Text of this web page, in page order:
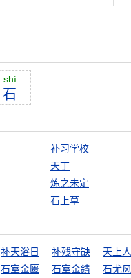
shí
石
补习学校
天丁
炼之未定
石上草
补天浴日 补残守缺
天上
石室金匮 石室金鐀 石尤风